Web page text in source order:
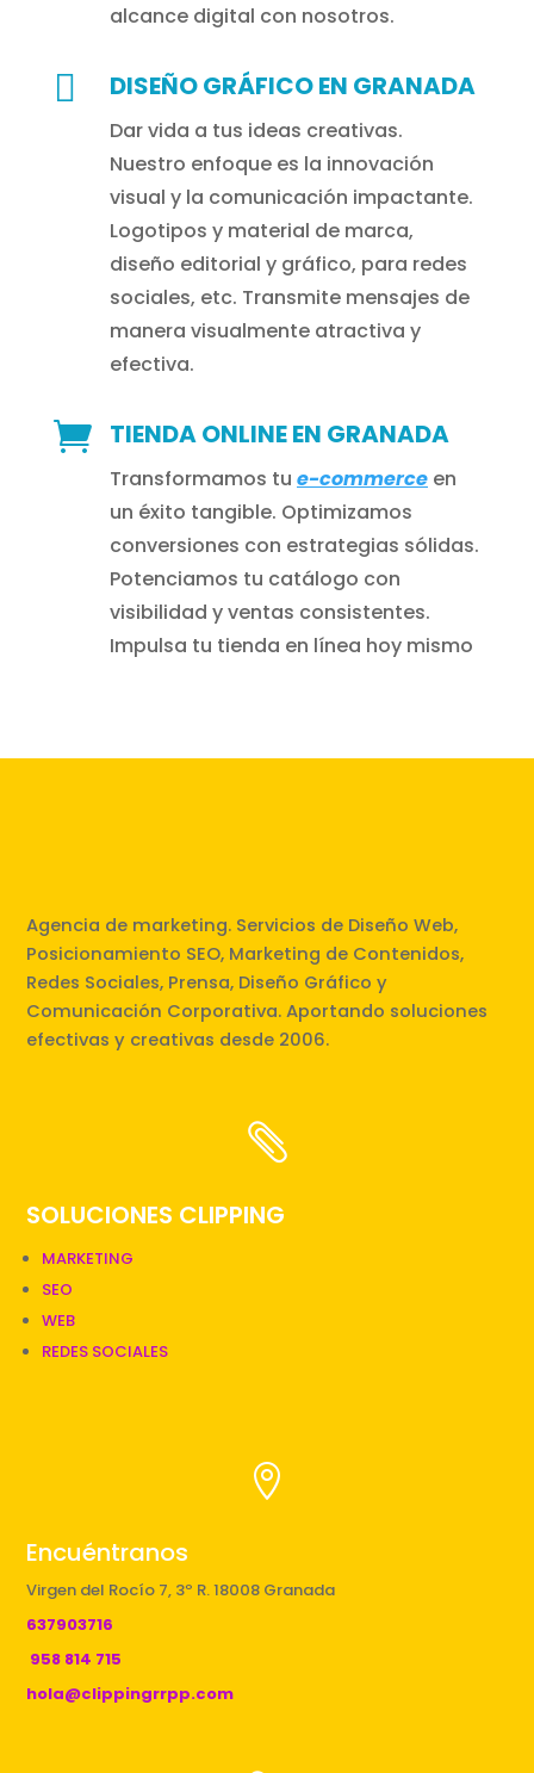
alcance digital con nosotros.
 DISEÑO GRÁFICO EN GRANADA
Dar vida a tus ideas creativas.
Nuestro enfoque es la innovación
visual y la comunicación impactante.
Logotipos y material de marca,
diseño editorial y gráfico, para redes
sociales, etc. Transmite mensajes de
manera visualmente atractiva y
efectiva.
 TIENDA ONLINE EN GRANADA
Transformamos tu e-commerceen
un éxito tangible. Optimizamos
conversiones con estrategias sólidas.
Potenciamos tu catálogo con
visibilidad y ventas consistentes.
Impulsa tu tienda en línea hoy mismo
Agencia de marketing. Servicios de Diseño Web,
Posicionamiento SEO, Marketing de Contenidos,
Redes Sociales, Prensa, Diseño Gráfico y
Comunicación Corporativa. Aportando soluciones
efectivas y creativas desde 2006.

SOLUCIONES CLIPPING
MARKETING
SEO
WEB
REDES SOCIALES

Encuéntranos
Virgen del Rocío 7, 3º R. 18008 Granada
637903716
958 814 715
hola@clippingrrpp.com